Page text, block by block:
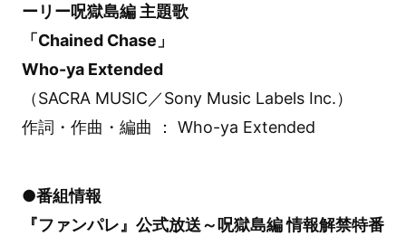
ーリー呪獄島編 主題歌
「Chained Chase」
Who-ya Extended
（SACRA MUSIC／Sony Music Labels Inc.）
作詞・作曲・編曲 ： Who-ya Extended
●番組情報
『ファンパレ』公式放送～呪獄島編 情報解禁特番